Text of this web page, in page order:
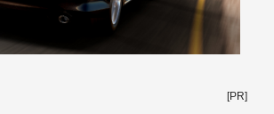
[PR]